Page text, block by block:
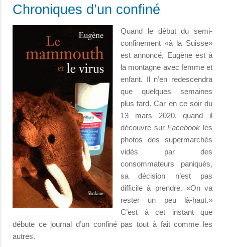
Chroniques d’un confiné
Quand le début du semi-
confinement «à la Suisse»
est annoncé, Eugène est à
la montagne avec femme et
enfant. Il n’en redescendra
que quelques semaines
plus tard. Car en ce soir du
13 mars 2020, quand il
découvre surFacebook les
photos des supermarchés
vidés par des
consommateurs paniqués,
sa décision n’est pas
difficile à prendre. «On va
rester un peu là-haut.»
C’est à cet instant que
débute ce journal d’un confiné pas tout à fait comme les
autres.